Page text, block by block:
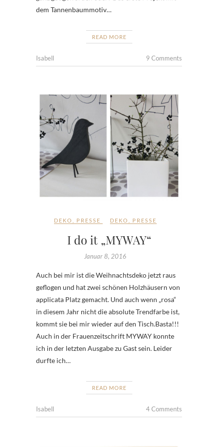
dem Tannenbaummotiv…
READ MORE
Isabell 9 Comments
DEKO PRESSE DEKO PRESSE
I do it „MYWAY“
Januar 8, 2016
Auch bei mir ist die Weihnachtsdeko jetzt raus
geflogen und hat zwei schönen Holzhäusern von
applicata Platz gemacht. Und auch wenn „rosa“
in diesem Jahr nicht die absolute Trendfarbe ist,
kommt sie bei mir wieder auf den Tisch.Basta!!!
Auch in der Frauenzeitschrift MYWAY konnte
ich in der letzten Ausgabe zu Gast sein. Leider
durfte ich…
READ MORE
Isabell 4 Comments